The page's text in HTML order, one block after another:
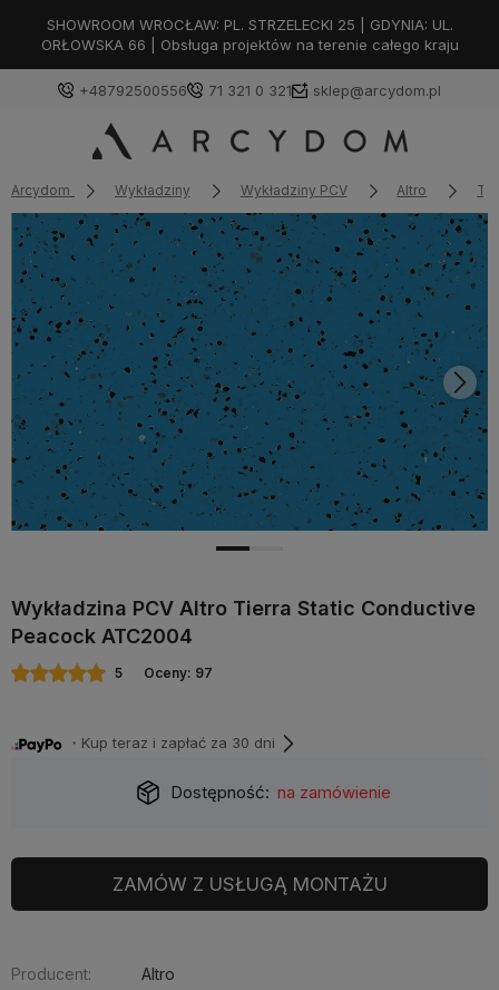
SHOWROOM WROCŁAW: PL. STRZELECKI 25 | GDYNIA: UL.
ORŁOWSKA 66 | Obsługa projektów na terenie całego kraju
+48792500556 71 321 0 321 sklep@arcydom.pl
Arcydom Wykładziny Wykładziny PCV Altro
Wykładzina PCV Altro Tierra Static Conductive
Peacock ATC2004
5 Oceny: 97
・Kup teraz i zapłać za 30 dni
Dostępność: na zamówienie
ZAMÓW Z USŁUGĄ MONTAŻU
Producent:
Altro